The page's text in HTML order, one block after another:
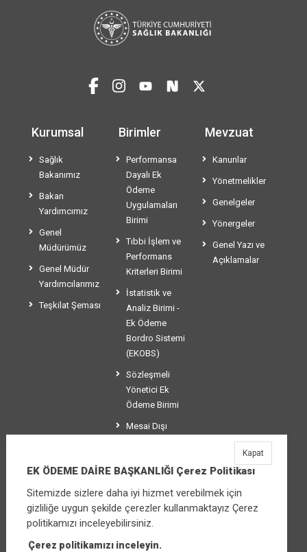
Kurumsal
Sağlık
Bakanımız
Bakan
Yardımcımız
Genel
Müdürümüz
Genel Müdür
Yardımcılarımız
Teşkilat Şeması
Birimler
Performansa
Dayalı Ek
Ödeme
Uygulamaları
Birimi
Tıbbi İşlem ve
Performans
Kriterleri Birimi
İstatistik ve
Analiz Birimi -
Ek Ödeme
Bordro Sistemi
(EKOBS)
Sözleşmeli
Yönetici Ek
Ödeme Birimi
Mesai Dışı
Mevzuat
Kanunlar
Yönetmelikler
Genelgeler
Yönergeler
Genel Yazı ve
Açıklamalar
EK ÖDEME DAİRE BAŞKANLIĞI
Üniversiteler Mahallesi Şehit Mehmet Bayraktar
Caddesi No:3 Çankaya/Ankara
EK ÖDEME DAİRE BAŞKANLIĞI Çerez Politikası
Sitemizde sizlere daha iyi hizmet verebilmek için
gizliliğe uygun şekilde çerezler kullanmaktayız Çerez
politikamızı inceleyebilirsiniz.
Çerez politikamızı inceleyin.
Kapat